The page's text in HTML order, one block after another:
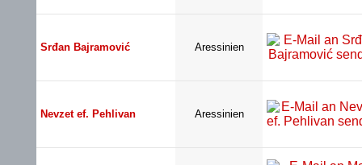
Srđan Bajramović Aressinien
Nevzet ef. Pehlivan Aressinien